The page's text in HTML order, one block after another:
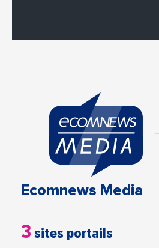
Ecomnews Media
3 sites portails